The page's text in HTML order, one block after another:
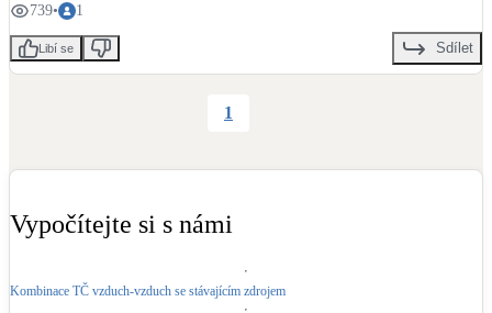
739• 1
Libí se Sdílet
1
Vypočítejte si s námi
Kombinace TČ vzduch-vzduch se stávajícím zdrojem